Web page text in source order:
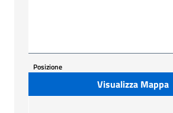
Posizione
Visualizza Mappa